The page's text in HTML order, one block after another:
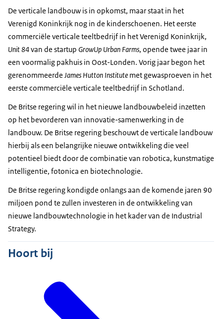
De verticale landbouw is in opkomst, maar staat in het
Verenigd Koninkrijk nog in de kinderschoenen. Het eerste
commerciële verticale teeltbedrijf in het Verenigd Koninkrijk,
Unit 84van de startup GrowUp Urban Farms, opende twee jaar in
een voormalig pakhuis in Oost-Londen. Vorig jaar begon het
gerenommeerde James Hutton Institute met gewasproeven in het
eerste commerciële verticale teeltbedrijf in Schotland.
De Britse regering wil in het nieuwe landbouwbeleid inzetten
op het bevorderen van innovatie-samenwerking in de
landbouw. De Britse regering beschouwt de verticale landbouw
hierbij als een belangrijke nieuwe ontwikkeling die veel
potentieel biedt door de combinatie van robotica, kunstmatige
intelligentie, fotonica en biotechnologie.
De Britse regering kondigde onlangs aan de komende jaren 90
miljoen pond te zullen investeren in de ontwikkeling van
nieuwe landbouwtechnologie in het kader van de Industrial
Strategy.
Hoort bij